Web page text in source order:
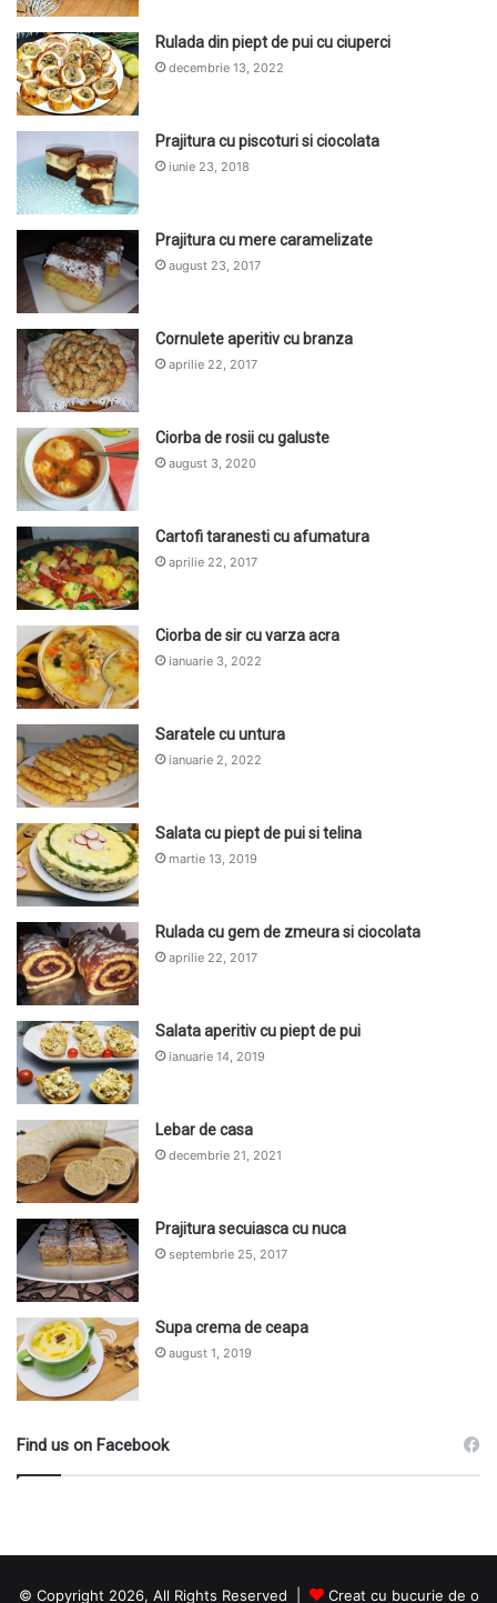
Rulada din piept de pui cu ciuperci
decembrie 13, 2022
Prajitura cu piscoturi si ciocolata
iunie 23, 2018
Prajitura cu mere caramelizate
august 23, 2017
Cornulete aperitiv cu branza
aprilie 22, 2017
Ciorba de rosii cu galuste
august 3, 2020
Cartofi taranesti cu afumatura
aprilie 22, 2017
Ciorba de sir cu varza acra
ianuarie 3, 2022
Saratele cu untura
ianuarie 2, 2022
Salata cu piept de pui si telina
martie 13, 2019
Rulada cu gem de zmeura si ciocolata
aprilie 22, 2017
Salata aperitiv cu piept de pui
ianuarie 14, 2019
Lebar de casa
decembrie 21, 2021
Prajitura secuiasca cu nuca
septembrie 25, 2017
Supa crema de ceapa
august 1, 2019
Find us on Facebook
© Copyright 2026, All Rights Reserved | Creat cu bucurie de o